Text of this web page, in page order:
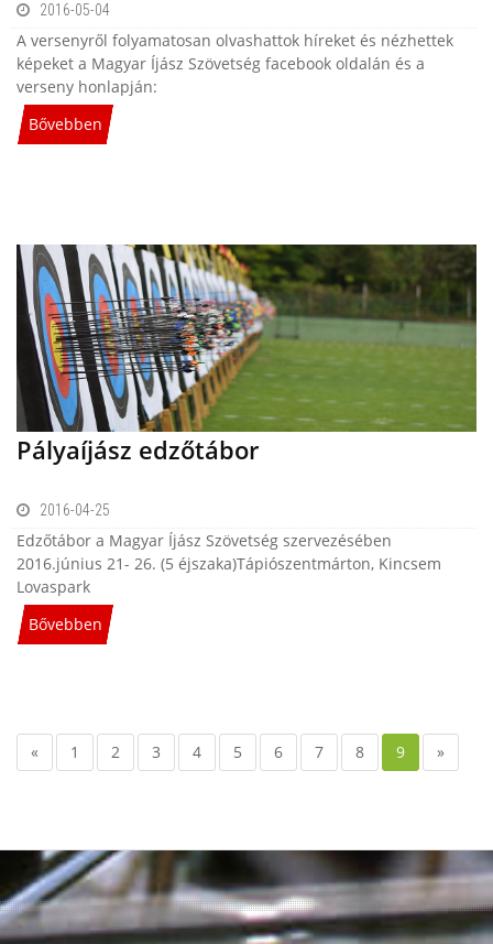
2016-05-04
A versenyről folyamatosan olvashattok híreket és nézhettek
képeket a Magyar Íjász Szövetség facebook oldalán és a
verseny honlapján:
Bővebben
Pályaíjász edzőtábor
2016-04-25
Edzőtábor a Magyar Íjász Szövetség szervezésében
2016.június 21- 26. (5 éjszaka)Tápiószentmárton, Kincsem
Lovaspark
Bővebben
« 1 2 3 4 5 6 7 8 9 »